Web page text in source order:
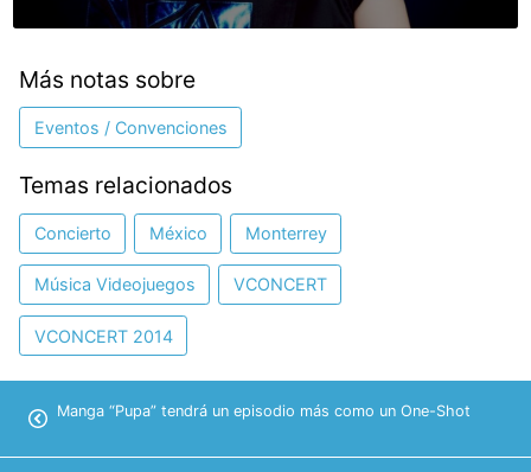
Más notas sobre
Eventos / Convenciones
Temas relacionados
Concierto México Monterrey
Música Videojuegos VCONCERT
VCONCERT 2014
Manga “Pupa” tendrá un episodio más como un One-Shot